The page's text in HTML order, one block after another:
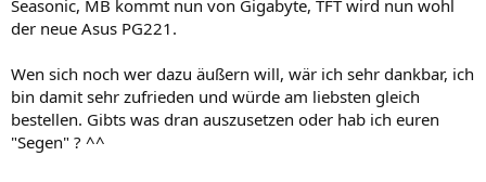
Seasonic, MB kommt nun von Gigabyte, TFT wird nun wohl
der neue Asus PG221.
Wen sich noch wer dazu äußern will, wär ich sehr dankbar, ich
bin damit sehr zufrieden und würde am liebsten gleich
bestellen. Gibts was dran auszusetzen oder hab ich euren
"Segen" ? ^^